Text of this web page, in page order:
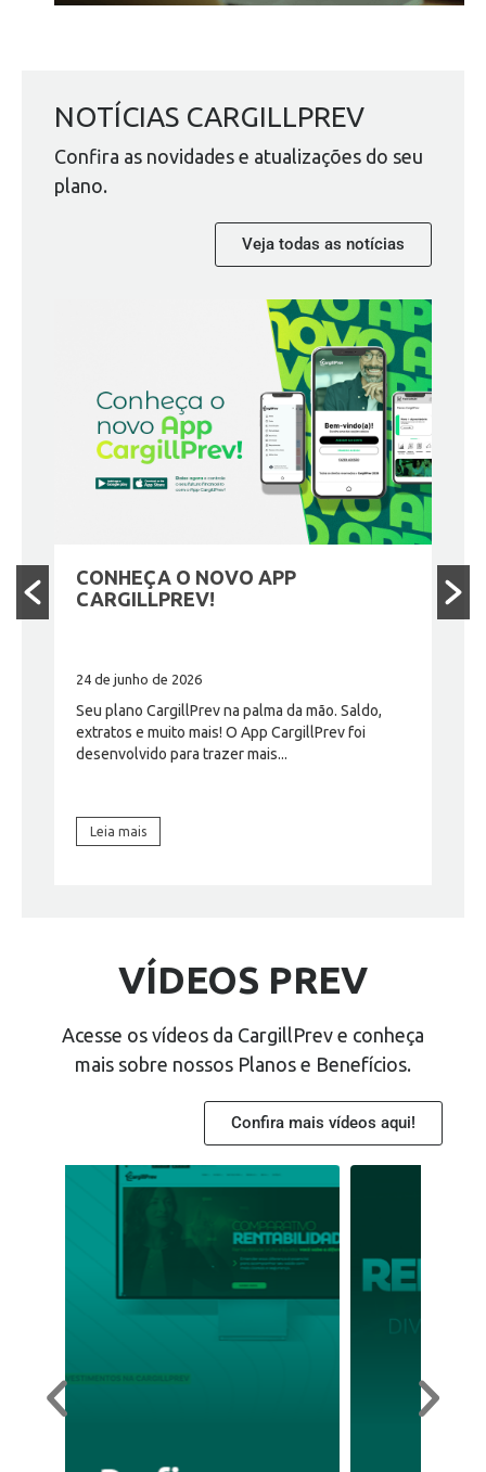
NOTÍCIAS CARGILLPREV
Confira as novidades e atualizações do seu
plano.
Veja todas as notícias
CONHEÇA O NOVO APP
CARGILLPREV!
24 de junho de 2026
Seu plano CargillPrev na palma da mão. Saldo,
extratos e muito mais! O App CargillPrev foi
desenvolvido para trazer mais...
Leia mais
VÍDEOS PREV
Acesse os vídeos da CargillPrev e conheça
mais sobre nossos Planos e Benefícios.
Confira mais vídeos aqui!